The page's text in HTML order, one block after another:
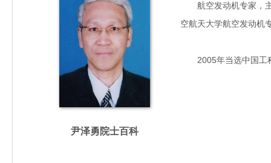
尹泽勇院士百科
航空发动机专家，主
空航天大学航空发动机
2005年当选中国工